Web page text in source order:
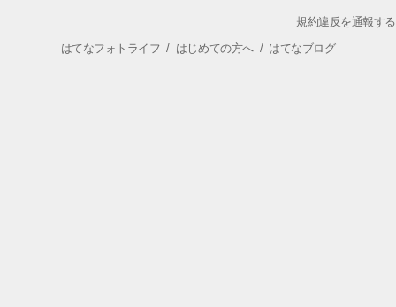
規約違反を通報する
はてなフォトライフ / はじめての方へ/ はてなブログ